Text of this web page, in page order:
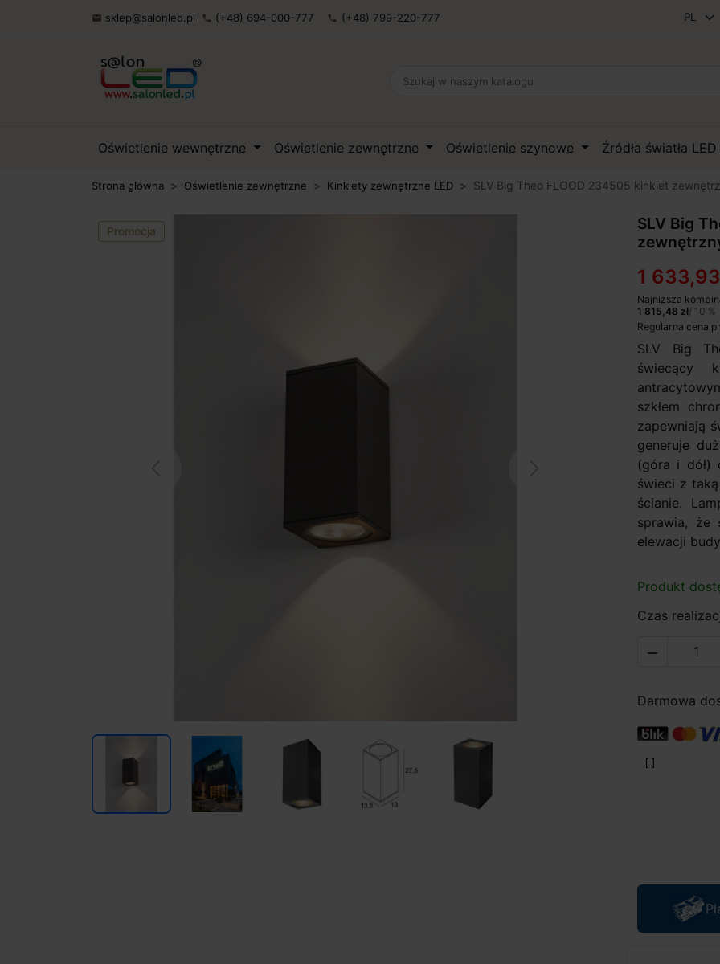
 sklep@salonled.pl phone (+48) 694-000-777 phone (+48) 799-220-777
Oświetlenie wewnętrzne Oświetlenie zewnętrzne Oświetlenie szynowe Źródła światła LED
Strona główna Oświetlenie zewnętrzne Kinkiety zewnętrzne LED SLV Big Theo FLOOD 234505 kinkiet
Promocja
SLV Big
1 633,93
Najniższa
1 815,48 zł/ 10 %
Regularna cena
SLV Big
świecący
szkłem
zapewniają
generuje
(góra i dół)
świeci z
ścianie.
sprawia, że
elewacji
Produkt
Czas

Darmowa